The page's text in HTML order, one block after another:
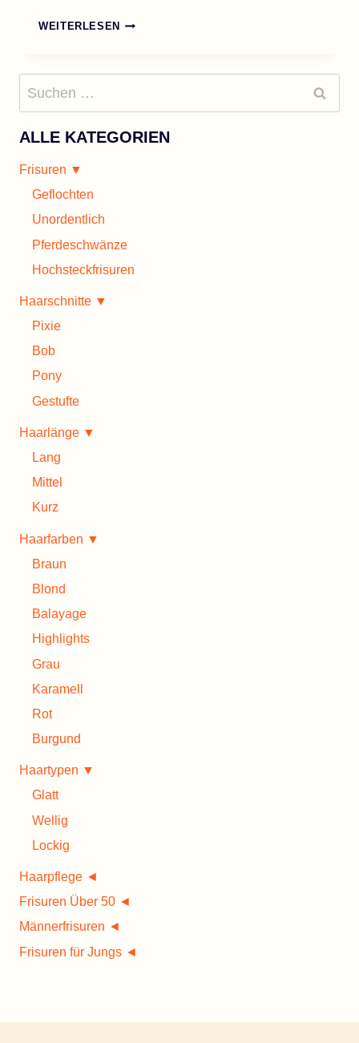
WEITERLESEN 45
FESTLICH
ALLE KATEGORIEN
Frisuren ▼
Geflochten
Unordentlich
Pferdeschwänze
Hochsteckfrisuren
Haarschnitte ▼
Pixie
Bob
Pony
Gestufte
Haarlänge ▼
Lang
Mittel
Kurz
Haarfarben ▼
Braun
Blond
Balayage
Highlights
Grau
Karamell
Rot
Burgund
Haartypen ▼
Glatt
Wellig
Lockig
Haarpflege ◄
Frisuren Über 50 ◄
Männerfrisuren ◄
Frisuren für Jungs ◄